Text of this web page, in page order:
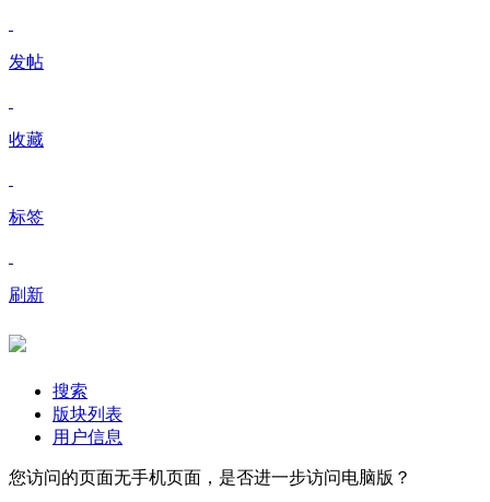
发帖
收藏
标签
刷新
搜索
版块列表
用户信息
您访问的页面无手机页面，是否进一步访问电脑版？